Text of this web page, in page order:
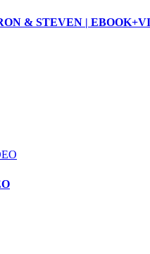
& STEVEN |